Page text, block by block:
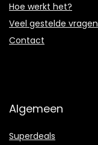
Hoe werkt het?
Veel gestelde vragen
Contact
Algemeen
Superdeals